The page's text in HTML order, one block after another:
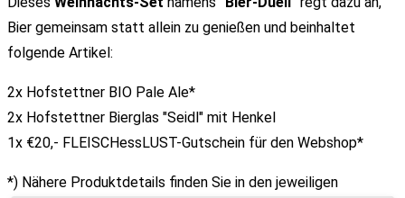
Bier gemeinsam statt allein zu genießen und beinhaltet
folgende Artikel:
2x Hofstettner BIO Pale Ale*
2x Hofstettner Bierglas "Seidl" mit Henkel
1x €20,- FLEISCHessLUST-Gutschein für den Webshop*
*) Nähere Produktdetails finden Sie in den jeweiligen